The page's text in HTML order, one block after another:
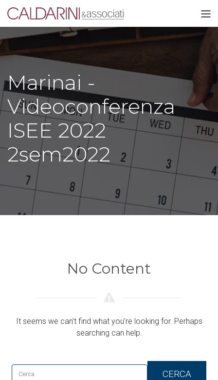
Marinai -
Videoconferenza
ISEE 2022
2sem2022
No Content
It seems we can’t find what you’re looking for. Perhaps
searching can help.
CERCA